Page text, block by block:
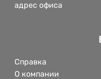
адрес офиса
Справка
О компании